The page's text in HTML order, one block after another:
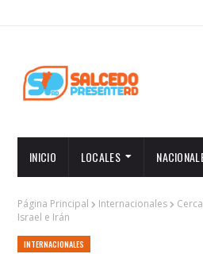
INICIO LOCALES
Página Principal Internacionales
Israel e Irán
INTERNACIONALES